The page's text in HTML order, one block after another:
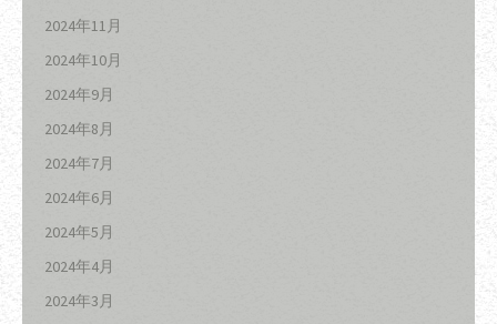
2024年11月
2024年10月
2024年9月
2024年8月
2024年7月
2024年6月
2024年5月
2024年4月
2024年3月